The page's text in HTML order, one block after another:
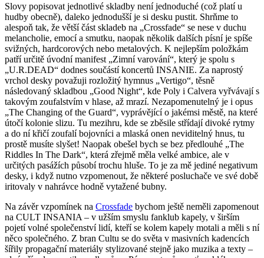
Slovy popisovat jednotlivé skladby není jednoduché (což platí u
hudby obecně), daleko jednodušší je si desku pustit. Shrňme to
alespoň tak, že větší část skladeb na „Crossfade“ se nese v duchu
melancholie, emocí a smutku, naopak několik dalších písní je spíše
svižných, hardcorových nebo metalových. K nejlepším položkám
patří určitě úvodní manifest „Zimní varování“, který je spolu s
„U.R.DEAD“ dodnes součástí koncertů INSANIE. Za naprostý
vrchol desky považuji rozložitý hymnus „Vertigo“, těsně
následovaný skladbou „Good Night“, kde Poly i Calvera vyřvávají s
takovým zoufalstvím v hlase, až mrazí. Nezapomenutelný je i opus
„The Changing of the Guard“, vyprávějící o jakémsi městě, na které
útočí kolonie slizu. Tu mezihru, kde se zběsile střídají divoké rytmy
a do ní křičí zoufalí bojovníci a mlaská onen neviditelný hnus, tu
prostě musíte slyšet! Naopak obešel bych se bez předlouhé „The
Riddles In The Dark“, která zřejmě měla velké ambice, ale v
určitých pasážích působí trochu hluše. To je za mě jediné negativum
desky, i když nutno vzpomenout, že některé posluchače ve své době
iritovaly v nahrávce hodně vytažené bubny.
Na závěr vzpomínek na Crossfade bychom ještě neměli zapomenout
na CULT INSANIA – v užším smyslu fanklub kapely, v širším
pojetí volné společenství lidí, kteří se kolem kapely motali a měli s ní
něco společného. Z bran Cultu se do světa v masivních kadencích
šířily propagační materiály stylizované stejně jako muzika a texty –